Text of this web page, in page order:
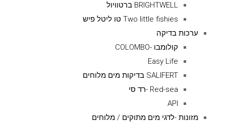
BRIGHTWELL ברטוויול
Two little fishies טו ליטל פיש
ערכות בדיקה
קולומבו -COLOMBO
Easy Life
SALIFERT בדיקות מים מלוחים
Red-sea -רד סי
API
מזונות -לדגי מים מתוקים / מלוחים